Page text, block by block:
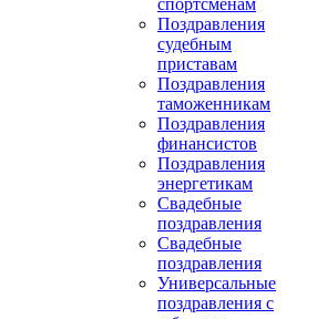
спортсменам
Поздравления
судебным
приставам
Поздравления
таможенникам
Поздравления
финансистов
Поздравления
энергетикам
Свадебные
поздравления
Свадебные
поздравления
Универсальные
поздравления с